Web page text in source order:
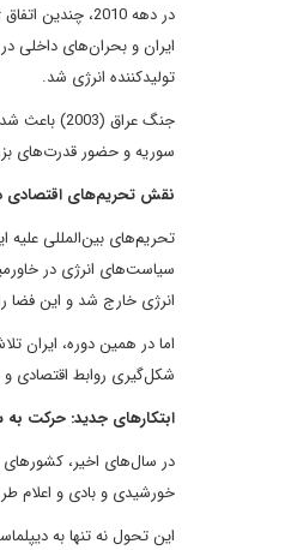
در دهه 2010،
ایران و بحران‌های داخلی
تولیدکننده انرژی شد.
جنگ عراق
سوریه و حضور قدرت‌های
نقش تحریم‌های اقتصادی
سیاست‌های انرژی در
انرژی خارج شد و این فضا
اما در همین دوره، ایران
شکل‌گیری روابط اقتصادی
ابتکارهای جدید: حرکت
در سال‌های اخیر، کشورهای
خورشیدی و بادی و اعلام طرح‌هایی مانند "چشم‌انداز 2030"، تلاش کرده
این تحول نه تنها به